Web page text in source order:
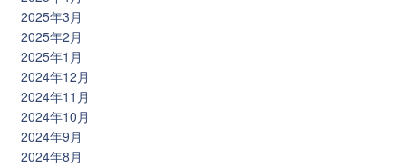
2025年3月
2025年2月
2025年1月
2024年12月
2024年11月
2024年10月
2024年9月
2024年8月